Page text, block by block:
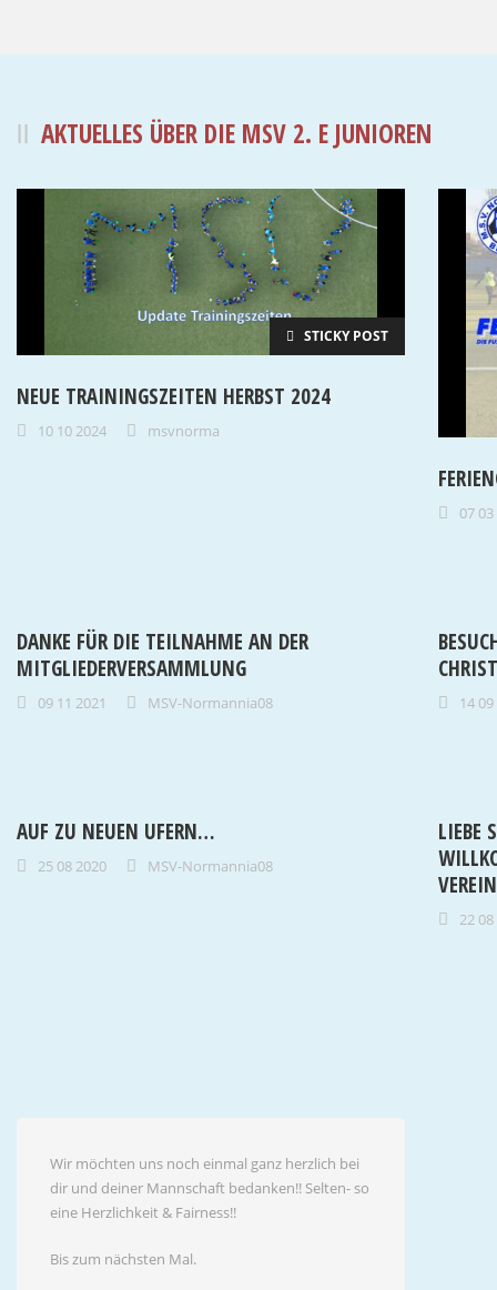
AKTUELLES ÜBER DIE MSV 2. E JUNIOREN
STICKY POST
NEUE TRAININGSZEITEN HERBST 2024
10 10 2024 msvnorma
07
DANKE FÜR DIE TEILNAHME AN DER
MITGLIEDERVERSAMMLUNG
09 11 2021 MSV-Normannia08 14
AUF ZU NEUEN UFERN…
25 08 2020 MSV-Normannia08
LIEBE
22
Wir möchten uns noch einmal ganz herzlich bei
dir und deiner Mannschaft bedanken!! Selten- so
eine Herzlichkeit & Fairness!!
Bis zum nächsten Mal.